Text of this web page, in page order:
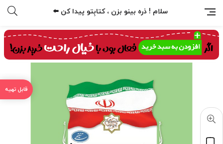
سلام ! ذره بینو بزن ، کتابِتو پیدا کن ⬅️